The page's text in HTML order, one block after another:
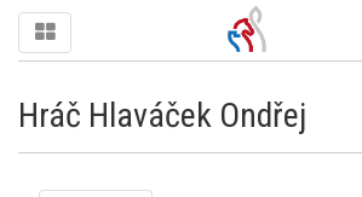
Hráč Hlaváček Ondřej